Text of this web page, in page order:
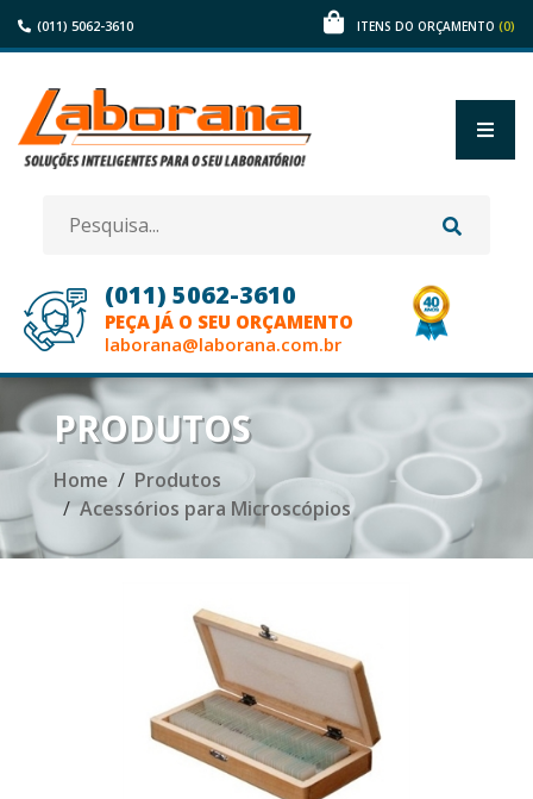
(011) 5062-3610 ITENS DO ORÇAMENTO (0)
(011) 5062-3610
PEÇA JÁ O SEU ORÇAMENTO
laborana@laborana.com.br
HOME
EMPRESA
MARCAS
NOSSOS CLIENTES
BLOG
PRODUTOS
Home
Produtos
Acessórios para Microscópios